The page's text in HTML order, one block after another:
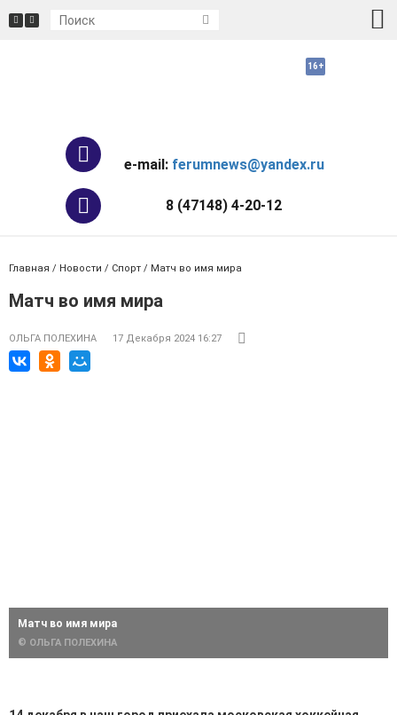
e-mail: ferumnews@yandex.ru
8 (47148) 4-20-12
Главная / Новости / Спорт / Матч во имя мира
Матч во имя мира
ОЛЬГА ПОЛЕХИНА 17 Декабря 2024 16:27
Матч во имя мира
© ОЛЬГА ПОЛЕХИНА